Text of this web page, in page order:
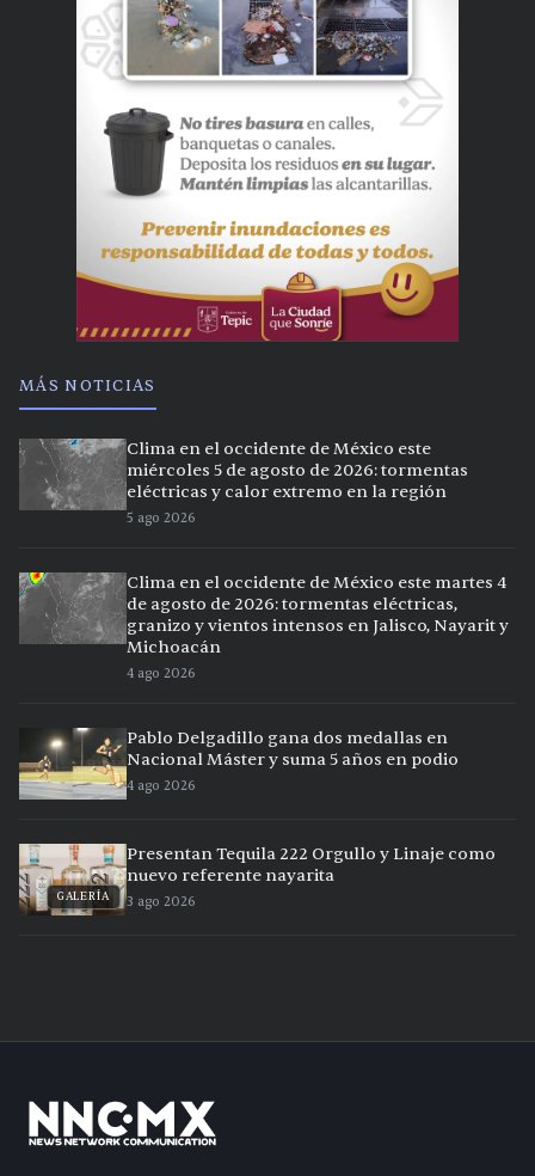
MÁS NOTICIAS
Clima en el occidente de México este
miércoles 5 de agosto de 2026: tormentas
eléctricas y calor extremo en la región
5 ago 2026
Clima en el occidente de México este martes 4
de agosto de 2026: tormentas eléctricas,
granizo y vientos intensos en Jalisco, Nayarit y
Michoacán
4 ago 2026
Pablo Delgadillo gana dos medallas en
Nacional Máster y suma 5 años en podio
4 ago 2026
GALERÍA
Presentan Tequila 222 Orgullo y Linaje como
nuevo referente nayarita
3 ago 2026